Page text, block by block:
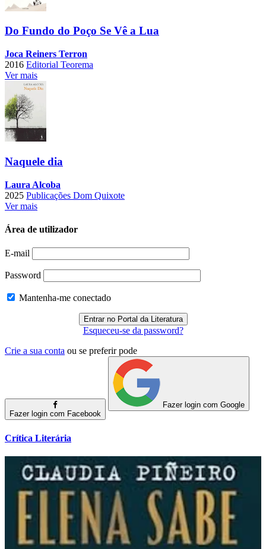
Do Fundo do Poço Se Vê a Lua
Joca Reiners Terron
2016 Editorial Teorema
Ver mais
Naquele dia
Laura Alcoba
2025 Publicações Dom Quixote
Ver mais
Área de utilizador
E-mail
Password
Mantenha-me conectado
Esqueceu-se da password?
Crie a sua conta ou se preferir pode
Fazer login com Facebook
Fazer login com Google
Crítica Literária